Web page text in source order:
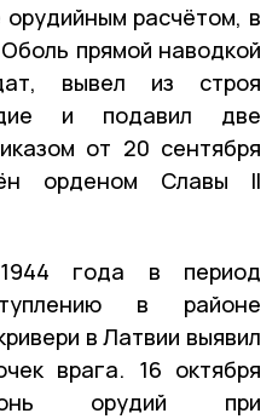
расчётом, в
прямой наводкой
вывел из строя
и подавил две
от 20 сентября
орденом Славы II
года в период
в районе
в Латвии выявил
врага. 16 октября
орудий при